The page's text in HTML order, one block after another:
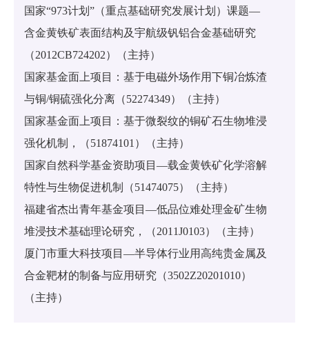
国家“973计划”（重点基础研究发展计划）课题—
含金黄铁矿表面结构及宇航级钒铝合金基础研究
（2012CB724202）（主持）
国家基金面上项目：基于电磁外场作用下铜冶炼渣
与铜/铜硫强化分离（52274349）（主持）
国家基金面上项目：基于微裂纹的铜矿石生物堆浸
强化机制，（51874101）（主持）
国家自然科学基金资助项目—载金黄铁矿化学溶解
特性与生物促进机制（51474075）（主持）
福建省杰出青年基金项目—低品位难处理金矿生物
堆浸技术基础理论研究，（2011J0103）（主持）
厦门市重大科技项目—半导体行业用高纯贵金属及
合金靶材的制备与应用研究（3502Z20201010）
（主持）